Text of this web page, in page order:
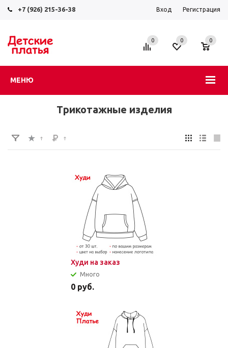
+7 (926) 215-36-38 Вход Регистрация
МЕНЮ
0 0 0
Трикотажные изделия
Худи на заказ
Много
0 руб.